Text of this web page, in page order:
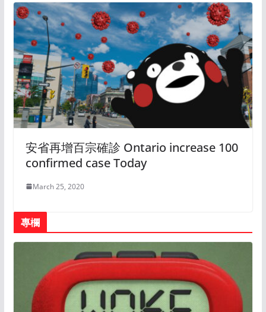
安省再增百宗確診 Ontario increase 100
confirmed case Today
March 25, 2020
專欄